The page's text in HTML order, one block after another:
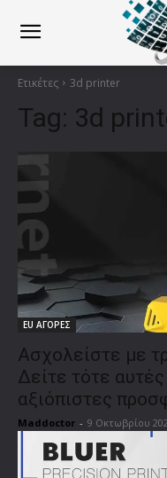
Ετικέτες 3d printer
Tag: 3d
EU ΑΓΟΡΕΣ
Ασχολείστε με
Δείτε τότε
αξιόπιστες
Maddoctor - 9 Οκτωβρίου